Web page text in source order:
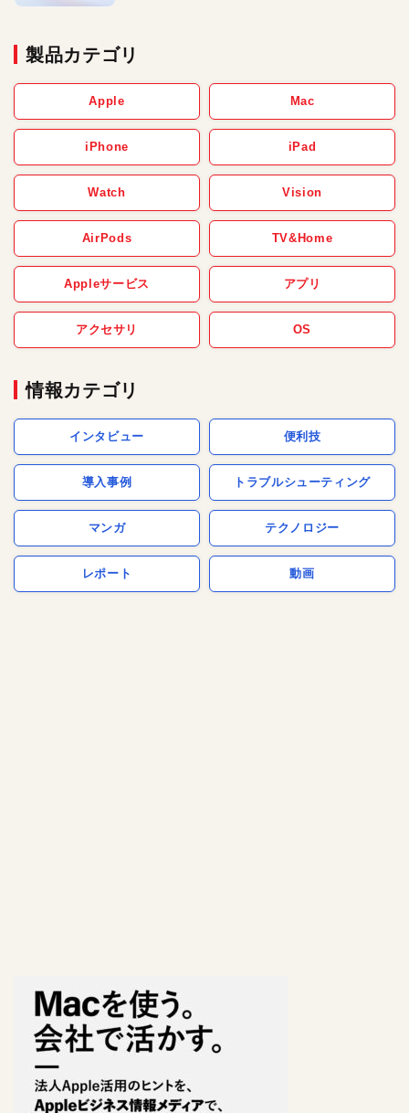
製品カテゴリ
Apple Mac
iPhone iPad
Watch Vision
AirPods TV&Home
Appleサービス アプリ
アクセサリ OS
情報カテゴリ
インタビュー 便利技
導入事例 トラブルシューティング
マンガ テクノロジー
レポート 動画